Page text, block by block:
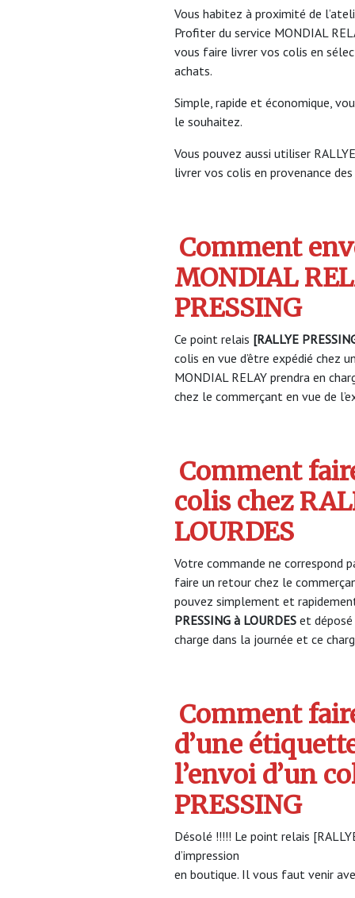
Vous habitez à proximité de
Profiter du service MONDIAL
vous faire livrer vos colis en
achats.
Simple, rapide et économique,
le souhaitez.
Vous pouvez aussi utiliser
livrer vos colis en provenance
Comment
MONDIAL
PRESSING
Ce point relais [RALLYE
colis en vue d’être expédié chez
MONDIAL RELAY prendra en
chez le commerçant en vue de
Comment
colis chez
LOURDES
Votre commande ne correspond
faire un retour chez le
pouvez simplement et
PRESSING à LOURDES et
charge dans la journée et ce
Comment
d’une
l’envoi d’un
PRESSING
Désolé !!!!! Le point relais
d’impression
en boutique. Il vous faut venir